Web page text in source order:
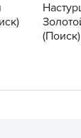
(Поиск)